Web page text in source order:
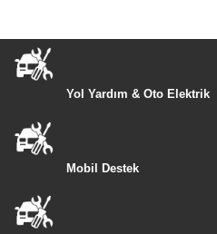
Yol Yardım & Oto Elektrik
Mobil Destek